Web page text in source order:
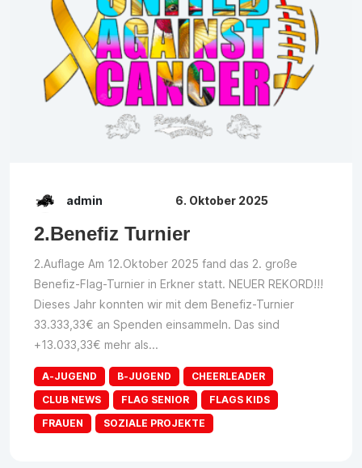
admin 6. Oktober 2025
2.Benefiz Turnier
2.Auflage Am 12.Oktober 2025 fand das 2. große
Benefiz-Flag-Turnier in Erkner statt. NEUER REKORD!!!
Dieses Jahr konnten wir mit dem Benefiz-Turnier
33.333,33€ an Spenden einsammeln. Das sind
+13.033,33€ mehr als...
A-JUGEND B-JUGEND
CHEERLEADER
CLUB NEWS
FLAG SENIOR
FLAGS KIDS
FRAUEN
SOZIALE PROJEKTE